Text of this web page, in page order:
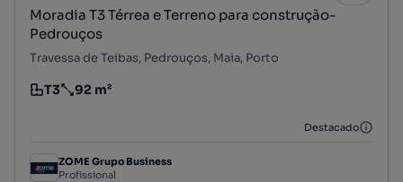
Moradia T3 Térrea e Terreno para construção-
Pedrouços
Travessa de Teibas, Pedrouços, Maia, Porto
Tipologia
T3
Preço por metro quadrado
92 m²
Destacado
ZOME Grupo Business
Profissional